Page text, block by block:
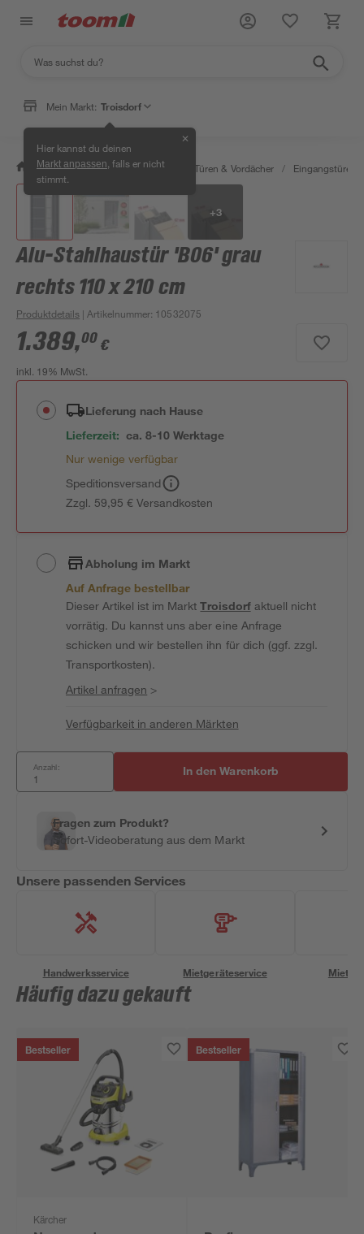
Mein Markt: Troisdorf
Hier kannst du deinen
Markt anpassen , falls er nicht
stimmt.
✕
/ Bauen & Renovieren / Fenster, Türen & Vordächer / Eingangstüren
+3
Alu-Stahlhaustür 'B06' grau
rechts 110 x 210 cm
Produktdetails | Artikelnummer: 10532075
1.389,00 €
inkl. 19% MwSt.
Lieferung nach Hause
Lieferzeit: ca. 8-10 Werktage
Nur wenige verfügbar
Speditionsversand
Zzgl. 59,95 € Versandkosten
Abholung im Markt
Auf Anfrage bestellbar
Dieser Artikel ist im MarktTroisdorfaktuell nicht
vorrätig. Du kannst uns aber eine Anfrage
schicken und wir bestellen ihn für dich (ggf. zzgl.
Transportkosten).
Artikel anfragen >
Verfügbarkeit in anderen Märkten
Anzahl: In den Warenkorb
Fragen zum Produkt?
Sofort-Videoberatung aus dem Markt
Unsere passenden Services
Handwerksservice Mietgeräteservice
Häufig dazu gekauft
Bestseller
Kärcher
Bestseller